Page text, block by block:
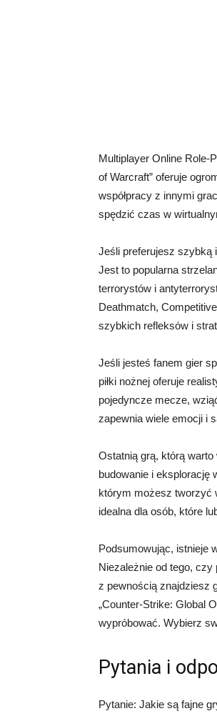
Multiplayer Online Role-
of Warcraft” oferuje
współpracy z innymi
spędzić czas w
Jeśli preferujesz szybką
Jest to popularna
terrorystów i
Deathmatch,
szybkich refleksów i
Jeśli jesteś fanem gier
piłki nożnej oferuje
pojedyncze mecze,
zapewnia wiele emocji i
Ostatnią grą, którą
budowanie i eksplorację
którym możesz tworzyć
idealna dla osób, które
Podsumowując, istnieje
Niezależnie od tego,
z pewnością znajdziesz
„Counter-Strike: Global
wypróbować. Wybierz
Pytania i
Pytanie: Jakie są fajne